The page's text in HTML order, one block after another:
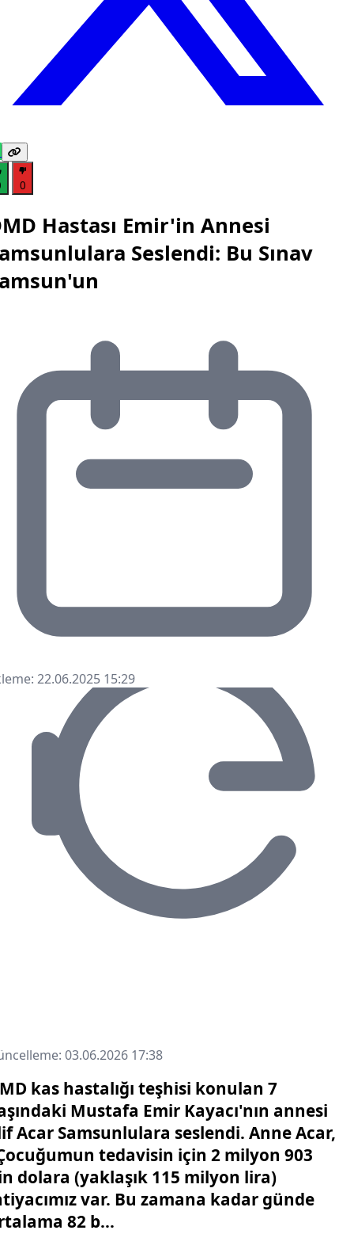
0
Hastası Emir'in Annesi
Seslendi: Bu Sınav
22.06.2025 15:29
03.06.2026 17:38
kas hastalığı teşhisi konulan 7
Mustafa Emir Kayacı'nın annesi
Acar Samsunlulara seslendi. Anne Acar,
tedavisin için 2 milyon 903
dolara (yaklaşık 115 milyon lira)
var. Bu zamana kadar günde
82 b...